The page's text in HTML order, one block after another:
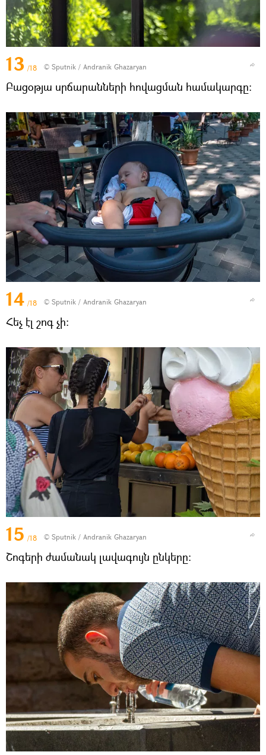
13 /18 © Sputnik / Andranik Ghazaryan
Բացօթյա սրճարանների հովացման համակարգը:
14 /18 © Sputnik / Andranik Ghazaryan
Հեչ էլ շոգ չի։
15 /18 © Sputnik / Andranik Ghazaryan
Շոգերի ժամանակ լավագույն ընկերը։